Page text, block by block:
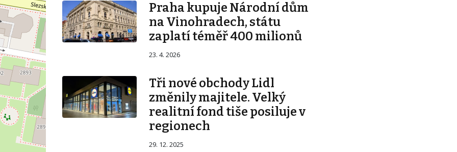
Praha kupuje Národní dům
na Vinohradech, státu
zaplatí téměř 400 milionů
23. 4. 2026
Tři nové obchody Lidl
změnily majitele. Velký
realitní fond tiše posiluje v
regionech
29. 12. 2025